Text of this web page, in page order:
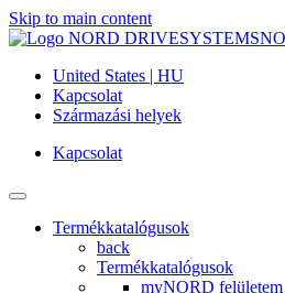
Skip to main content
United States | HU
Kapcsolat
Származási helyek
Kapcsolat
Termékkatalógusok
back
Termékkatalógusok
myNORD felületem